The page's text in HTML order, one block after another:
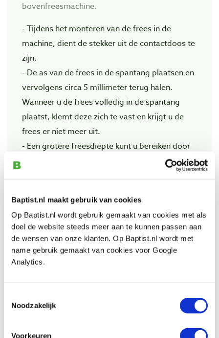
Baptist.nl maakt gebruik van cookies
Op Baptist.nl wordt gebruik gemaakt van cookies met als
doel de website steeds meer aan te kunnen passen aan
de wensen van onze klanten. Op Baptist.nl wordt met
name gebruik gemaakt van cookies voor Google
Analytics.
Noodzakelijk
Voorkeuren
bovenfreesmachine.
- Tijdens het monteren van de frees in de
machine, dient de stekker uit de contactdoos te
zijn.
- De as van de frees in de spantang plaatsen en
vervolgens circa 5 millimeter terug halen.
Wanneer u de frees volledig in de spantang
plaatst, klemt deze zich te vast en krijgt u de
frees er niet meer uit.
- Een grotere freesdiepte kunt u bereiken door
de freesmachine op diepte in te stellen;niet
door de frees verder uit de spantang te laten
- Een frees die onnodig ver uit de spantang
steekt, loopt risico op breuk of krom slaan van
de as.
- Diep uitfrezen en grotere verspaningen in het
werk dient in meerdere bewerkingen
frezen materiaal goed vast te klemmen.